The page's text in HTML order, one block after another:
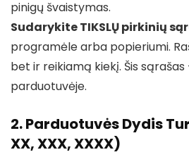
pinigų švaistymas.
Sudarykite TIKSLŲ pirkinių
programėle arba popieriumi.
bet ir reikiamą kiekį. Šis
parduotuvėje.
2. Parduotuvės Dydis
XX, XXX, XXXX)